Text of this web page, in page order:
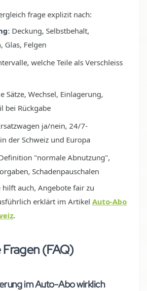
frage explizit nach:
: Deckung, Selbstbehalt,
Glas, Felgen
welche Teile als Verschleiss
Sätze, Wechsel, Einlagerung,
bei Rückgabe
ja/nein, 24/7-
der Schweiz und Europa
"normale Abnutzung",
Schadenpauschalen
hilft auch, Angebote fair zu
erklärt im Artikel Auto-Abo
.
(FAQ)
im Auto-Abo wirklich